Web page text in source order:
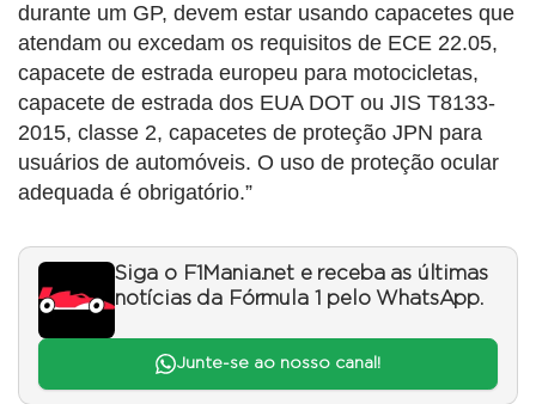
durante um GP, devem estar usando capacetes que
atendam ou excedam os requisitos de ECE 22.05,
capacete de estrada europeu para motocicletas,
capacete de estrada dos EUA DOT ou JIS T8133-
2015, classe 2, capacetes de proteção JPN para
usuários de automóveis. O uso de proteção ocular
adequada é obrigatório.”
Siga o F1Mania.net e receba as últimas
notícias da Fórmula 1 pelo WhatsApp.
Junte-se ao nosso canal!